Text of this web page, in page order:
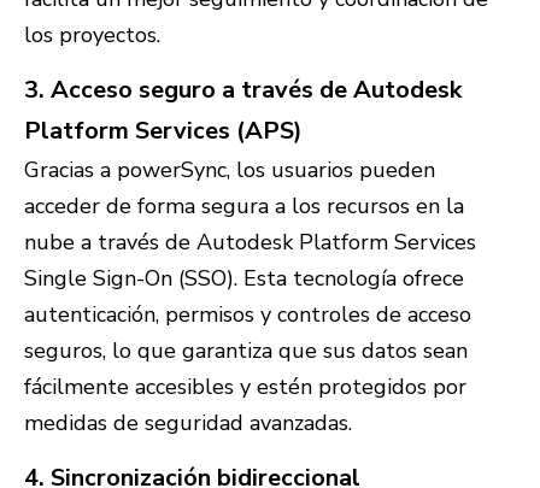
los proyectos.
3. Acceso seguro a través de Autodesk
Platform Services (APS)
Gracias a powerSync, los usuarios pueden
acceder de forma segura a los recursos en la
nube a través de Autodesk Platform Services
Single Sign-On (SSO). Esta tecnología ofrece
autenticación, permisos y controles de acceso
seguros, lo que garantiza que sus datos sean
fácilmente accesibles y estén protegidos por
medidas de seguridad avanzadas.
4. Sincronización bidireccional